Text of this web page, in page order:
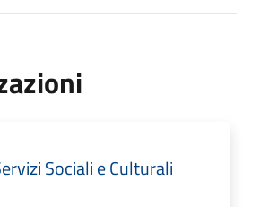
Sociali e Culturali